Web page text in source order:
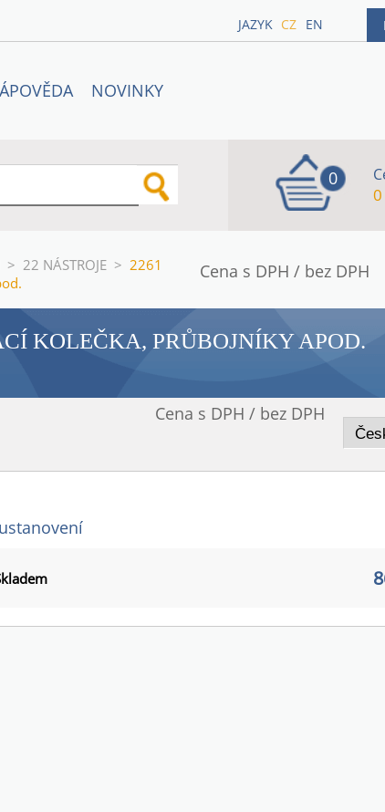
JAZYK CZ EN
NOVINKY
0
0
Cena s DPH / bez DPH
> 22 NÁSTROJE > 2261
KOLEČKA, PRŮBOJNÍKY APOD.
Cena s DPH / bez DPH